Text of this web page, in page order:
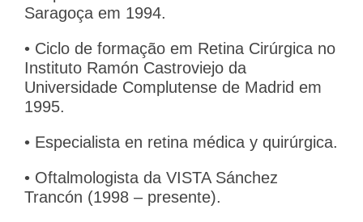
Saragoça em 1994.
• Ciclo de formação em Retina Cirúrgica no
Instituto Ramón Castroviejo da
Universidade Complutense de Madrid em
1995.
• Especialista en retina médica y quirúrgica.
• Oftalmologista da VISTA Sánchez
Trancón (1998 – presente).